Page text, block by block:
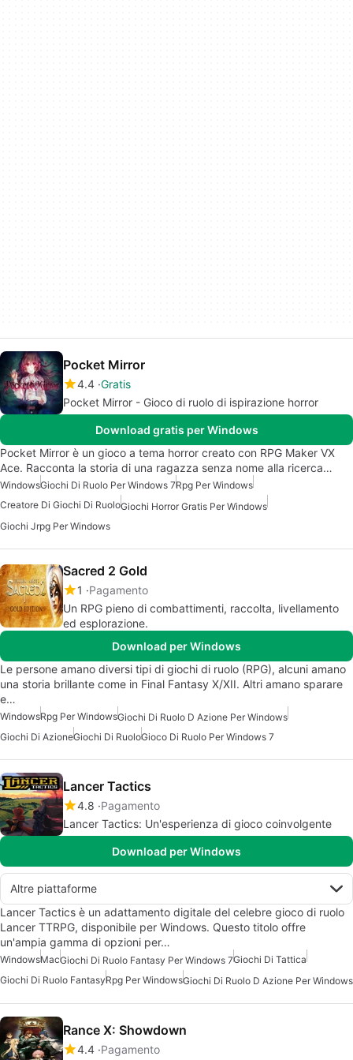
Pocket Mirror
4.4 Gratis
Pocket Mirror - Gioco di ruolo di ispirazione horror
Download gratis per Windows
Pocket Mirror è un gioco a tema horror creato con RPG Maker VX
Ace. Racconta la storia di una ragazza senza nome alla ricerca…
WindowsGiochi Di Ruolo Per Windows 7Rpg Per Windows
Creatore Di Giochi Di RuoloGiochi Horror Gratis Per Windows
Giochi Jrpg Per Windows
Sacred 2 Gold
1
Pagamento
Un RPG pieno di combattimenti, raccolta, livellamento
ed esplorazione.
Download per Windows
Le persone amano diversi tipi di giochi di ruolo (RPG), alcuni amano
una storia brillante come in Final Fantasy X/XII. Altri amano sparare
e…
WindowsRpg Per WindowsGiochi Di Ruolo D Azione Per Windows
Giochi Di AzioneGiochi Di RuoloGioco Di Ruolo Per Windows 7
Lancer Tactics
4.8 Pagamento
Lancer Tactics: Un'esperienza di gioco coinvolgente
Download per Windows
Altre piattaforme
Lancer Tactics è un adattamento digitale del celebre gioco di ruolo
Lancer TTRPG, disponibile per Windows. Questo titolo offre
un'ampia gamma di opzioni per…
WindowsMacGiochi Di Ruolo Fantasy Per Windows 7Giochi Di Tattica
Giochi Di Ruolo FantasyRpg Per WindowsGiochi Di Ruolo D Azione Per Windows
Rance X: Showdown
4.4 Pagamento